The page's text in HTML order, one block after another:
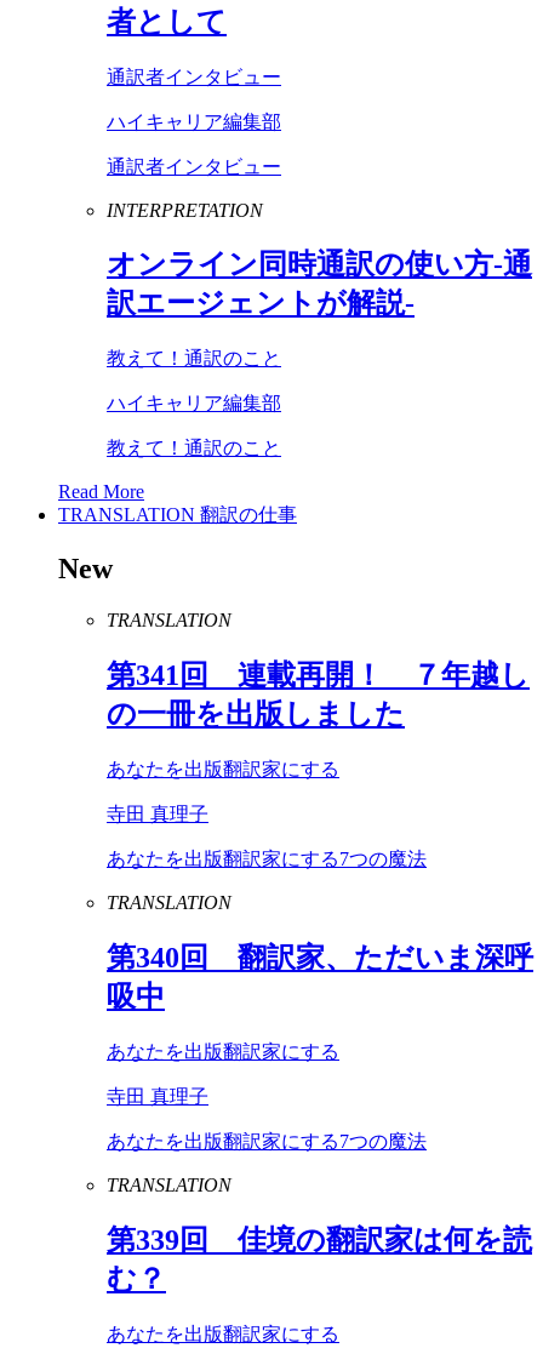
者として
通訳者インタビュー
ハイキャリア編集部
通訳者インタビュー
INTERPRETATION
オンライン同時通訳の使い方-通
訳エージェントが解説-
教えて！通訳のこと
ハイキャリア編集部
教えて！通訳のこと
Read More
TRANSLATION 翻訳の仕事
New
TRANSLATION
第341 回 連載再開！ ７年越し
の一冊を出版しました
あなたを出版翻訳家にする
寺田 真理子
あなたを出版翻訳家にする7つの魔法
TRANSLATION
第340回 翻訳家、ただいま深呼
吸中
あなたを出版翻訳家にする
寺田 真理子
あなたを出版翻訳家にする7つの魔法
TRANSLATION
第339回 佳境の翻訳家は何を読
む？
あなたを出版翻訳家にする